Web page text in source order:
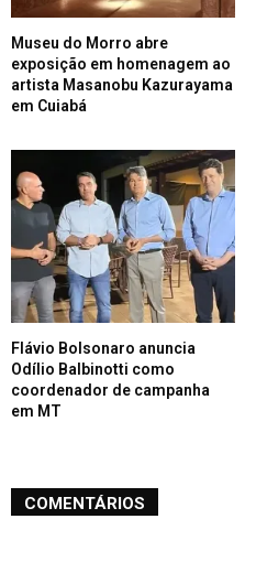
Museu do Morro abre
exposição em homenagem ao
artista Masanobu Kazurayama
em Cuiabá
Flávio Bolsonaro anuncia
Odílio Balbinotti como
coordenador de campanha
em MT
COMENTÁRIOS